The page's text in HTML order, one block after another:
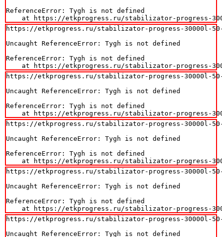
ReferenceError: Tygh is not defined
at https://etkprogress.ru/stabilizator-progress-
https://etkprogress.ru/stabilizator-progress-30000l-50-
Uncaught ReferenceError: Tygh is not defined
ReferenceError: Tygh is not defined
at https://etkprogress.ru/stabilizator-progress-
https://etkprogress.ru/stabilizator-progress-30000l-50-
Uncaught ReferenceError: Tygh is not defined
ReferenceError: Tygh is not defined
at https://etkprogress.ru/stabilizator-progress-
https://etkprogress.ru/stabilizator-progress-30000l-50-
Uncaught ReferenceError: Tygh is not defined
ReferenceError: Tygh is not defined
at https://etkprogress.ru/stabilizator-progress-
https://etkprogress.ru/stabilizator-progress-30000l-50-
Uncaught ReferenceError: Tygh is not defined
ReferenceError: Tygh is not defined
at https://etkprogress.ru/stabilizator-progress-
https://etkprogress.ru/stabilizator-progress-30000l-50-
Uncaught ReferenceError: Tygh is not defined